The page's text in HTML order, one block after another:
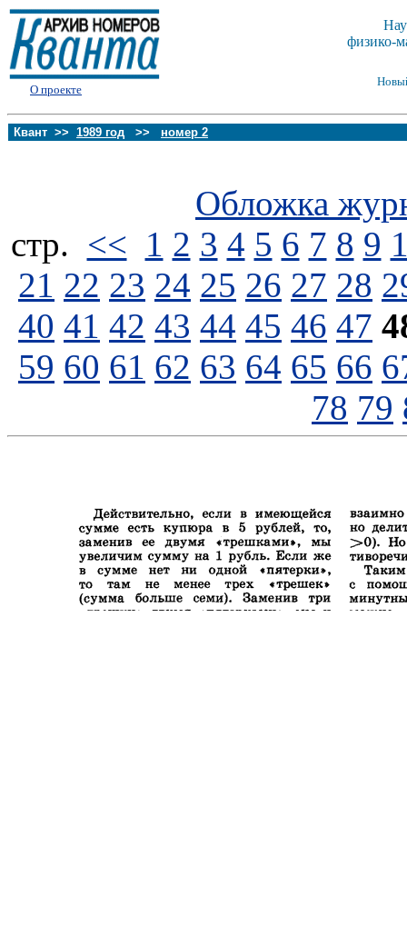
О проекте
физико-
Квант >> 1989 год >> номер 2
Обложка
стp. << 1 2 3 4 5 6 7 8 9
21 22 23 24 25 26 27 28
40 41 42 43 44 45 46 47
59 60 61 62 63 64 65 66
78 79